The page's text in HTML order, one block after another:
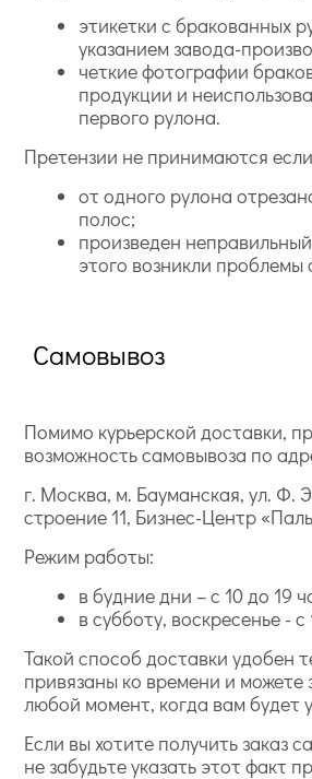
этикетки с бракованных
указанием завода-
четкие фотографии
продукции и
первого рулона.
Претензии не принимаются
от одного рулона
полос;
произведен
этого возникли проблемы
Самовывоз
Помимо курьерской доставки,
возможность самовывоза по
г. Москва, м. Бауманская, ул. Ф.
строение 11, Бизнес-Центр
Режим работы:
в будние дни – с 10 до 19
в субботу, воскресенье - с
Такой способ доставки удобен
привязаны ко времени и можете
любой момент, когда вам будет
Если вы хотите получить заказ
не забудьте указать этот факт